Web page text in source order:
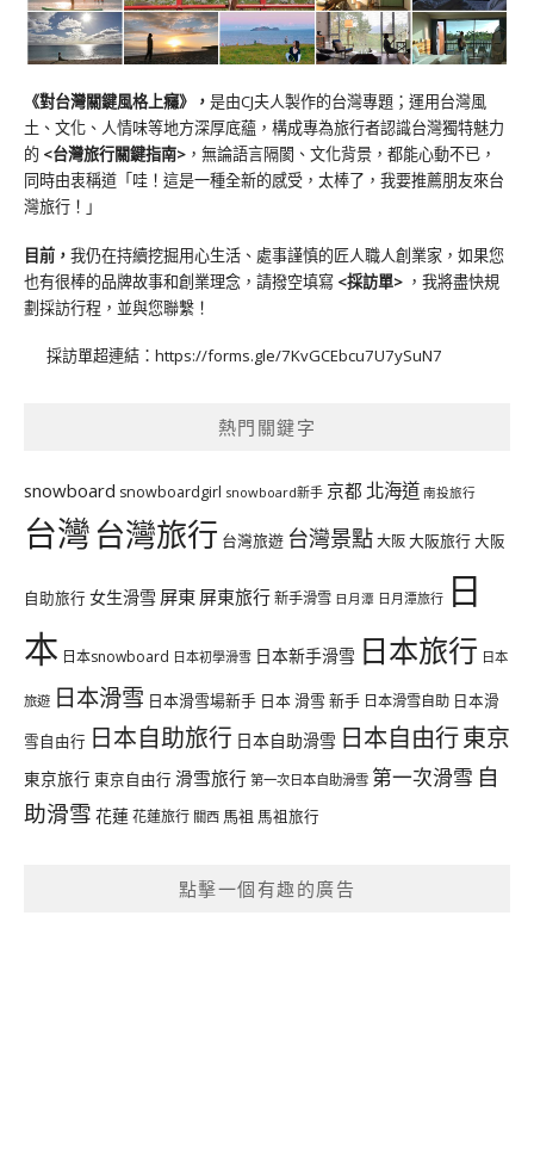
《對台灣關鍵風格上癮》 ， 是由CJ夫人製作的台灣專題；運用台灣風
土、文化、人情味等地方深厚底蘊，構成專為旅行者認識台灣獨特魅力
的 <台灣旅行關鍵指南> ，無論語言隔閡、文化背景，都能心動不已，
同時由衷稱道「哇！這是一種全新的感受，太棒了，我要推薦朋友來台
灣旅行！」
目前， 我仍在持續挖掘用心生活、處事謹慎的匠人職人創業家，如果您
也有很棒的品牌故事和創業理念，請撥空填寫 <採訪單> ，我將盡快規
劃採訪行程，並與您聯繫！
採訪單超連結： https://forms.gle/7KvGCEbcu7U7ySuN7
熱門關鍵字
snowboard snowboardgirl snowboard新手 京都 北海道 南投旅行
台灣台灣旅行 台灣旅遊 台灣景點大阪大阪旅行大阪
自助旅行 女生滑雪 屏東 屏東旅行新手滑雪 日月潭 日月潭旅行 日
本 日本snowboard 日本初學滑雪 日本新手滑雪 日本旅行 日本
旅遊 日本滑雪 日本滑雪場新手 日本 滑雪 新手 日本滑雪自助 日本滑
雪自由行 日本自助旅行 日本自助滑雪 日本自由行東京
東京旅行 東京自由行 滑雪旅行 第一次日本自助滑雪 第一次滑雪 自
助滑雪 花蓮花蓮旅行 關西 馬祖 馬祖旅行
點擊一個有趣的廣告